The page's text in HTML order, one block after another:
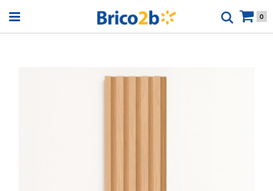
Open menu 0